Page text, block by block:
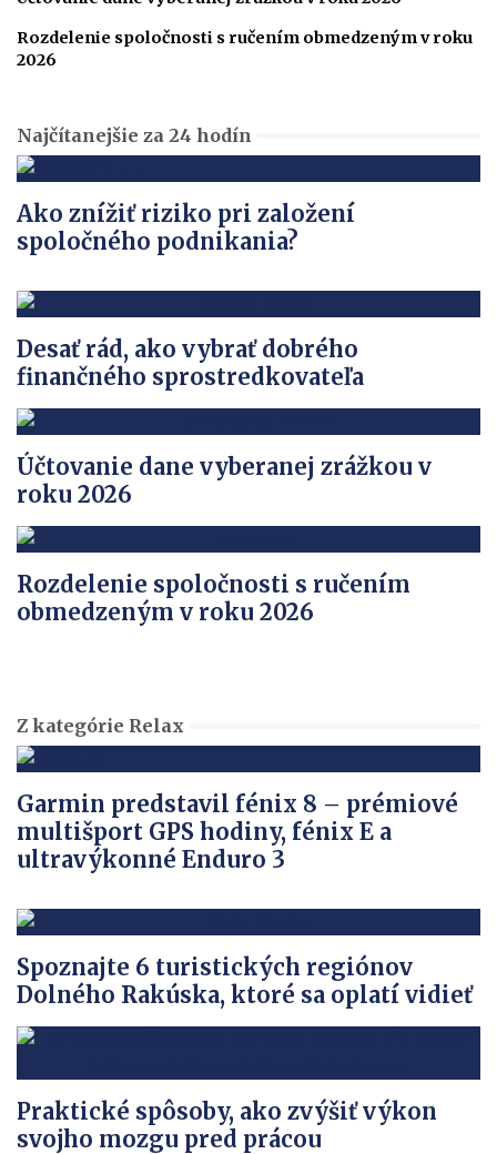
Rozdelenie spoločnosti s ručením obmedzeným v roku
2026
Najčítanejšie za 24 hodín
Ako znížiť riziko pri založení
spoločného podnikania?
Desať rád, ako vybrať dobrého
finančného sprostredkovateľa
Účtovanie dane vyberanej zrážkou v
roku 2026
Rozdelenie spoločnosti s ručením
obmedzeným v roku 2026
Z kategórie Relax
Garmin predstavil fénix 8 – prémiové
multišport GPS hodiny, fénix E a
ultravýkonné Enduro 3
Spoznajte 6 turistických regiónov
Dolného Rakúska, ktoré sa oplatí vidieť
Praktické spôsoby, ako zvýšiť výkon
svojho mozgu pred prácou